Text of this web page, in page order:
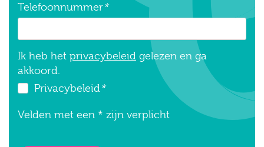
Telefoonnummer*
Ik heb het privacybeleid gelezen en ga
akkoord.
Privacybeleid *
Velden met een * zijn verplicht